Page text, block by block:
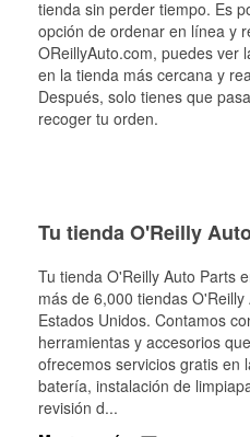
tienda sin perder tiempo. Es
opción de ordenar en línea y
OReillyAuto.com, puedes ver
en la tienda más cercana y
Después, solo tienes que
recoger tu orden.
Tu tienda O'Reilly
Tu tienda O'Reilly Auto Parts
más de 6,000 tiendas
Estados Unidos. Contamos
herramientas y accesorios
ofrecemos servicios gratis en
batería, instalación de
revisión d...